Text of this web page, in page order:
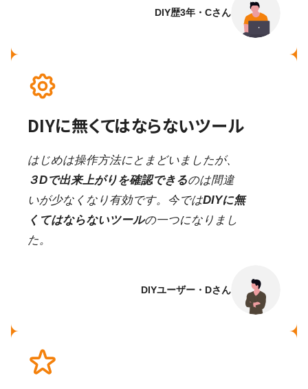
DIY歴3年・Cさん
DIYに無くてはならないツール
はじめは操作方法にとまどいましたが、
３Dで出来上がりを確認できるのは間違
いが少なくなり有効です。今ではDIYに無
くてはならないツールの一つになりまし
た。
DIYユーザー・Dさん